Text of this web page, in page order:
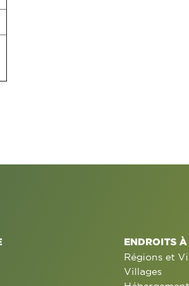
ENDROITS
Régions et
Villages